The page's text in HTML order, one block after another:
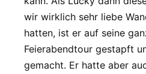
wir wirklich sehr liebe
hatten, ist er auf seine
Feierabendtour gestapft
gemacht. Er hatte aber